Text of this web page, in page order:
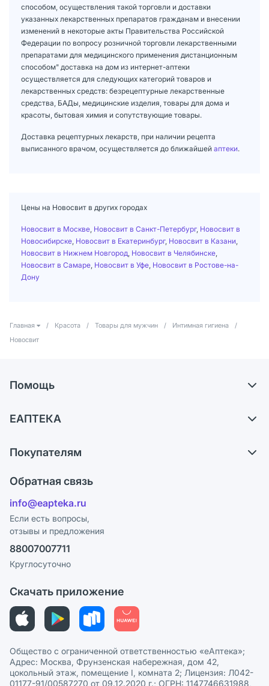
способом, осуществления такой торговли и доставки
указанных лекарственных препаратов гражданам и внесении
изменений в некоторые акты Правительства Российской
Федерации по вопросу розничной торговли лекарственными
препаратами для медицинского применения дистанционным
способом" доставка на дом из интернет-аптеки
осуществляется для следующих категорий товаров и
лекарственных средств: безрецептурные лекарственные
средства, БАДы, медицинские изделия, товары для дома и
красоты, бытовая химия и сопутствующие товары.
Доставка рецептурных лекарств, при наличии рецепта
выписанного врачом, осуществляется до ближайшей аптеки.
Цены на Новосвит в других городах
Новосвит в Москве Новосвит в Санкт-Петербург, Новосвит в
Новосибирске Новосвит в Екатеринбург, Новосвит в Казани
Новосвит в Нижнем Новгород Новосвит в Челябинске
Новосвит в Самаре Новосвит в Уфе Новосвит в Ростове-на-
Дону
Главная / Красота / Товары для мужчин / Интимная гигиена
/
Новосвит
Помощь
Самовывоз из аптек
Ответы на вопросы
Блог
ЕАПТЕКА
Карьера
Поставщики
Лицензия
Реклама на сайте
Ваши товары на ЕАПТЕКЕ
Покупателям
Программа СберСпасибо
Политика конфиденциальности
Пользовательское соглашение
Политика рекомендаций
Этика и соответствие
Политика в отношении обработки персональных данных
Обратная связь
info@eapteka.ru
Если есть вопросы,
отзывы и предложения
88007007711
Круглосуточно
Скачать приложение
Общество с ограниченной ответственностью «еАптека»;
Адрес: Москва, Фрунзенская набережная, дом 42,
цокольный этаж, помещение I, комната 2; Лицензия: Л042-
01177-91/00587270 от 09.12.2020 г.; ОГРН: 1147746631988,